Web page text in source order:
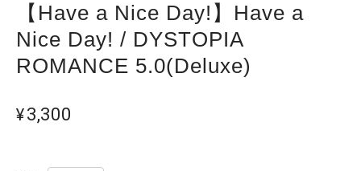
【Have a Nice Day!】Have a
Nice Day! / DYSTOPIA
ROMANCE 5.0(Deluxe)
¥3,300